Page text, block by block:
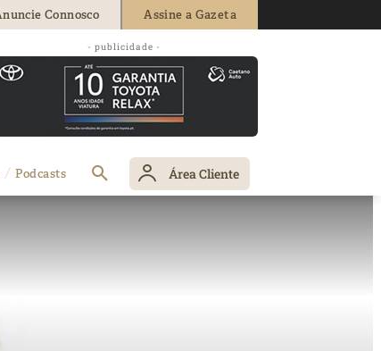
Connosco Assine a Gazeta
- publicidade -
Podcasts Área Cliente